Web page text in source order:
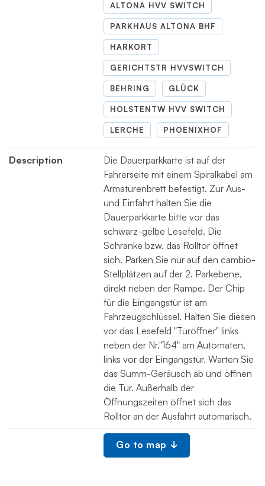
ALTONA HVV SWITCH
PARKHAUS ALTONA BHF
HARKORT
GERICHTSTR HVVSWITCH
BEHRING GLÜCK
HOLSTENTW HVV SWITCH
LERCHE PHOENIXHOF
Description
Die Dauerparkkarte ist auf der
Fahrerseite mit einem Spiralkabel am
Armaturenbrett befestigt. Zur Aus-
und Einfahrt halten Sie die
Dauerparkkarte bitte vor das
schwarz-gelbe Lesefeld. Die
Schranke bzw. das Rolltor öffnet
sich. Parken Sie nur auf den cambio-
Stellplätzen auf der 2. Parkebene,
direkt neben der Rampe. Der Chip
für die Eingangstür ist am
Fahrzeugschlüssel. Halten Sie diesen
vor das Lesefeld "Türöffner" links
neben der Nr."164" am Automaten,
links vor der Eingangstür. Warten Sie
das Summ-Geräusch ab und öffnen
die Tür. Außerhalb der
Öffnungszeiten öffnet sich das
Rolltor an der Ausfahrt automatisch.
Go to map